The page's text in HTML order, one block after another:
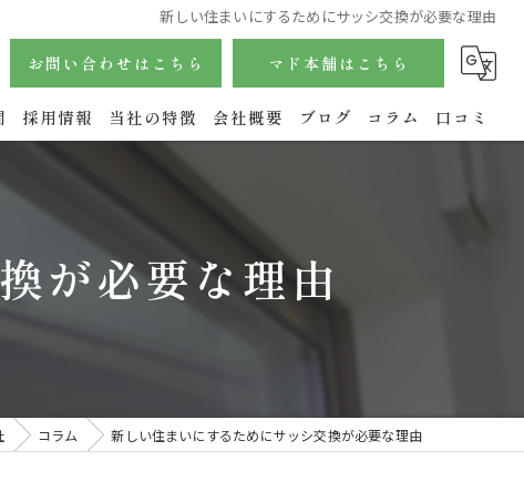
新しい住まいにするためにサッシ交換が必要な理由
お問い合わせはこちら マド本舗はこちら
採用情報 当社の特徴
玄関
会社概要 ブログ コラム 口コミ
が必要な理由
コラム 新しい住まいにするためにサッシ交換が必要な理由